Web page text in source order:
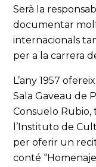
Serà la
documentar
internacionals
per a la carrera
L’any 1957
Sala Gaveau de
Consuelo Rubio,
l’Instituto de
per oferir un
conté